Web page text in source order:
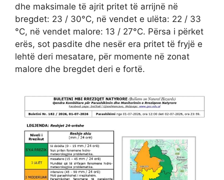
dhe maksimale të ajrit pritet të arrijnë në
bregdet: 23 / 30°C, në vendet e ulëta: 22 / 33
°C, në vendet malore: 13 / 27°C. Përsa i përket
erës, sot pasdite dhe nesër era pritet të fryjë e
lehtë deri mesatare, për momente në zonat
malore dhe bregdet deri e fortë.